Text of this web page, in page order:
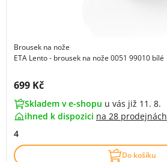
Brousek na nože
ETA Lento - brousek na nože 0051 99010 bílé
Cena s DPH:
699 Kč
Skladem v e-shopu u vás již 11. 8.
ihned k dispozici na 28 prodejnách
4
Do košíku